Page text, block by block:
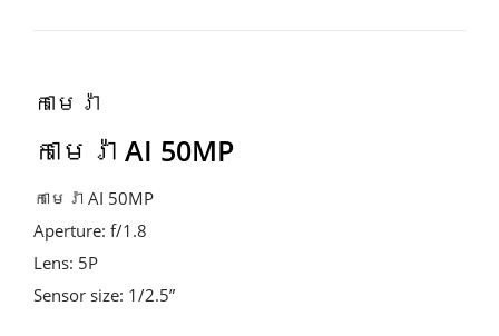
កាមេរ៉ា
កាមេរ៉ា AI 50MP
កាមេរ៉ា AI 50MP
Aperture: f/1.8
Lens: 5P
Sensor size: 1/2.5”